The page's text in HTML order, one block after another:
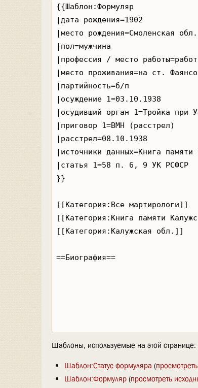
Шаблоны, используемые на этой странице:
Шаблон:Статус формуляра (
Шаблон:Формуляр(просмотреть